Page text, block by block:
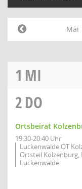
Mai
1 MI
2DO
Ortsbeirat
19:30-20:40 Uhr
Luckenwalde OT
Ortsteil Kolzenburg,
Luckenwalde